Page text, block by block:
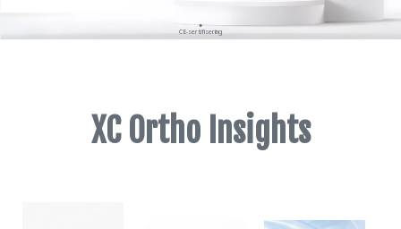
●
CE-sertifisering
XC Ortho Insights